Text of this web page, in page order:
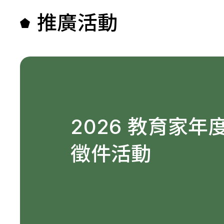
推廣活動
2026 教育家年
徵件活動